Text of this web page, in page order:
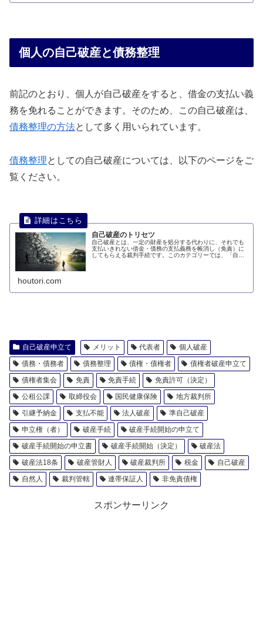
個人の自己破産と債務整理
前記のとおり、個人が自己破産をすると、借金の支払い義
務を免れることができます。そのため、この自己破産は、
債務整理の方法として多く用いられています。
債務整理としての自己破産については、以下のページをご
覧ください。
自己破産のトリセツ
自己破産とは、一定の財産を処分する代わりに、それでも
支払いきれない借金・債務の支払義務を帳消し（免責）に
してもらえる裁判手続です。このカテゴリーでは、「自己
houtori.com
自己破産申立て メリット 代表者
個人破産
債務・債務者
債務整理 債権・債権者
債権者破産申立て
債権者集会
免責 免責手続
免責許可（決定）
公租公課
取締役会 国民健康保険
地方裁判所
引継予納金
支払不能 法人破産
準自己破産
申立権（者）
破産手続
破産手続開始の申立て
破産手続開始の申立書
破産手続開始（決定）
破産法
破産法18条
破産管財人 破産裁判所 税金
自己破産
自然人
裁判管轄 連帯保証人 非免責債権
スポンサーリンク